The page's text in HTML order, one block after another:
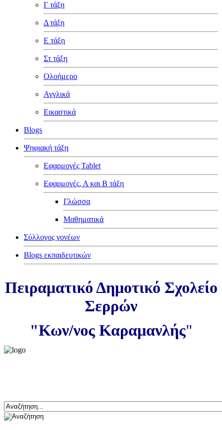
Γ τάξη
Δ τάξη
Ε τάξη
Στ τάξη
Ολοήμερο
Αγγλικά
Εικαστικά
Blogs
Ψηφιακή τάξη
Εφαρμογές Tablet
Εφαρμογές, Α και Β τάξη
Γλώσσα
Μαθηματικά
Σύλλογος γονέων
Blogs εκπαιδευτικών
Πειραματικό Δημοτικό Σχολείο
Σερρών
"Κων/νος Καραμανλής"